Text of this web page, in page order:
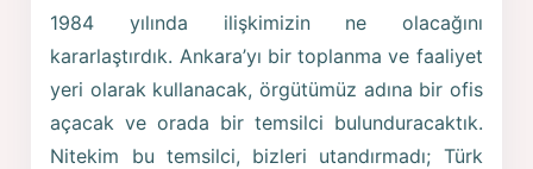
1984 yılında ilişkimizin ne olacağını
kararlaştırdık. Ankara’yı bir toplanma ve faaliyet
yeri olarak kullanacak, örgütümüz adına bir ofis
açacak ve orada bir temsilci bulunduracaktık.
Nitekim bu temsilci, bizleri utandırmadı; Türk